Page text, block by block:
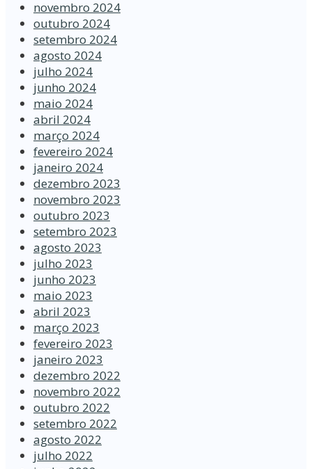
novembro 2024
outubro 2024
setembro 2024
agosto 2024
julho 2024
junho 2024
maio 2024
abril 2024
março 2024
fevereiro 2024
janeiro 2024
dezembro 2023
novembro 2023
outubro 2023
setembro 2023
agosto 2023
julho 2023
junho 2023
maio 2023
abril 2023
março 2023
fevereiro 2023
janeiro 2023
dezembro 2022
novembro 2022
outubro 2022
setembro 2022
agosto 2022
julho 2022